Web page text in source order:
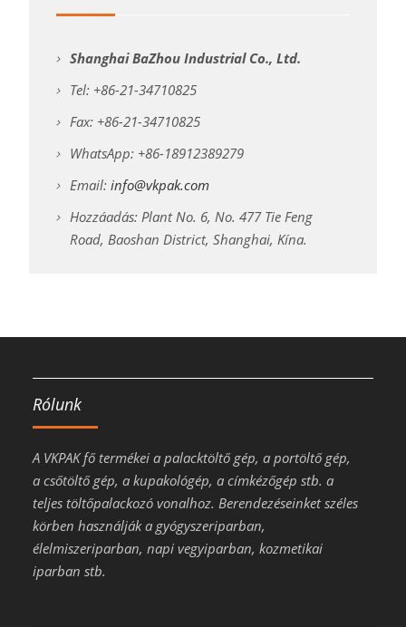
Shanghai BaZhou Industrial Co., Ltd.
Tel: +86-21-34710825
Fax: +86-21-34710825
WhatsApp: +86-18912389279
Email: info@vkpak.com
Hozzáadás: Plant No. 6, No. 477 Tie Feng
Road, Baoshan District, Shanghai, Kína.
Rólunk
A VKPAK fő termékei a palacktöltő gép, a portöltő gép,
a csőtöltő gép, a kupakológép, a címkézőgép stb. a
teljes töltőpalackozó vonalhoz. Berendezéseinket széles
körben használják a gyógyszeriparban,
élelmiszeriparban, napi vegyiparban, kozmetikai
iparban stb.